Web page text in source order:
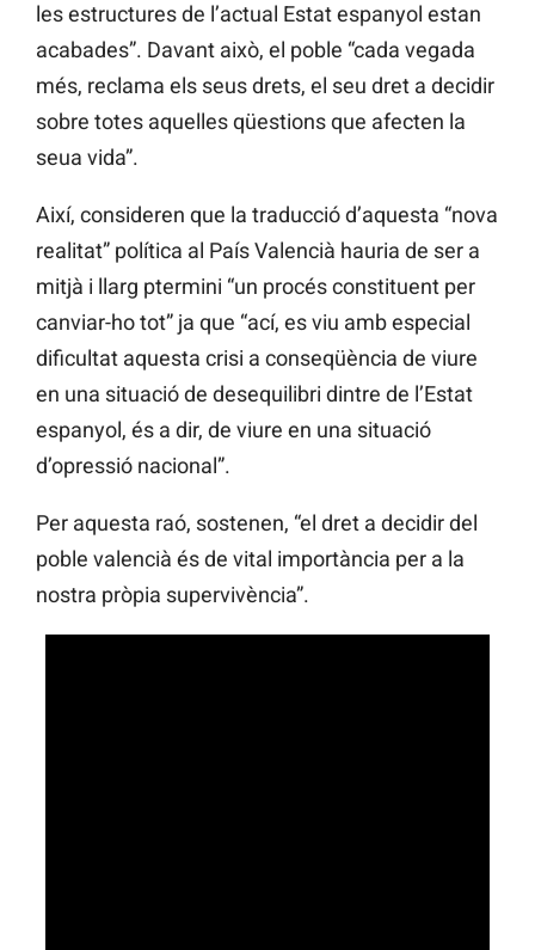
les estructures de l’actual Estat espanyol estan
acabades”. Davant això, el poble “cada vegada
més, reclama els seus drets, el seu dret a decidir
sobre totes aquelles qüestions que afecten la
seua vida”.
Així, consideren que la traducció d’aquesta “nova
realitat” política al País Valencià hauria de ser a
mitjà i llarg ptermini “un procés constituent per
canviar-ho tot” ja que “ací, es viu amb especial
dificultat aquesta crisi a conseqüència de viure
en una situació de desequilibri dintre de l’Estat
espanyol, és a dir, de viure en una situació
d’opressió nacional”.
Per aquesta raó, sostenen, “el dret a decidir del
poble valencià és de vital importància per a la
nostra pròpia supervivència”.